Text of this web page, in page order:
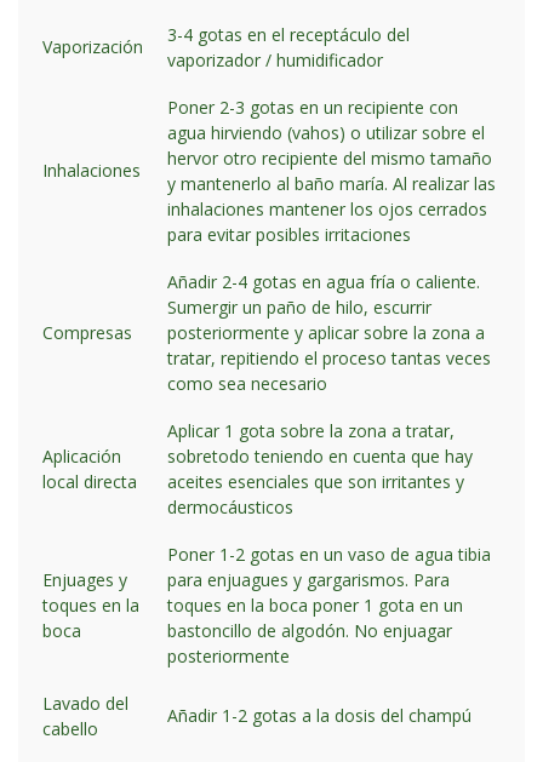
Vaporización
3-4 gotas en el receptáculo del
vaporizador / humidificador
Inhalaciones
Poner 2-3 gotas en un recipiente con
agua hirviendo (vahos) o utilizar sobre el
hervor otro recipiente del mismo tamaño
y mantenerlo al baño maría. Al realizar las
inhalaciones mantener los ojos cerrados
para evitar posibles irritaciones
Compresas
Añadir 2-4 gotas en agua fría o caliente.
Sumergir un paño de hilo, escurrir
posteriormente y aplicar sobre la zona a
tratar, repitiendo el proceso tantas veces
como sea necesario
Aplicación
local directa
Aplicar 1 gota sobre la zona a tratar,
sobretodo teniendo en cuenta que hay
aceites esenciales que son irritantes y
dermocáusticos
Enjuages y
toques en la
boca
Poner 1-2 gotas en un vaso de agua tibia
para enjuagues y gargarismos. Para
toques en la boca poner 1 gota en un
bastoncillo de algodón. No enjuagar
posteriormente
Lavado del
cabello
Añadir 1-2 gotas a la dosis del champú